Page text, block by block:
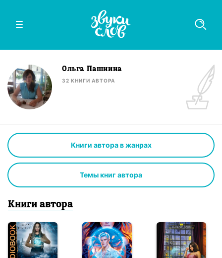
Ольга Пашнина
32 КНИГИ АВТОРА
Книги автора в жанрах
Темы книг автора
Книги автора